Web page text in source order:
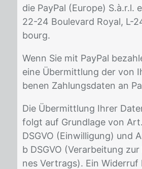
die Pay­Pal (Eu­ro­pe) S.à.r.l.
22-24 Bou­le­vard Roy­al, L-
bourg.
Wenn Sie mit Pay­Pal
eine Über­mitt­lung der von
be­nen Zah­lungs­da­ten an
Die Über­mitt­lung Ih­rer
folgt auf Grund­la­ge von
DS­GVO (Ein­wil­li­gung) und
b DS­GVO (Ver­ar­bei­tung
nes Ver­trags). Ein